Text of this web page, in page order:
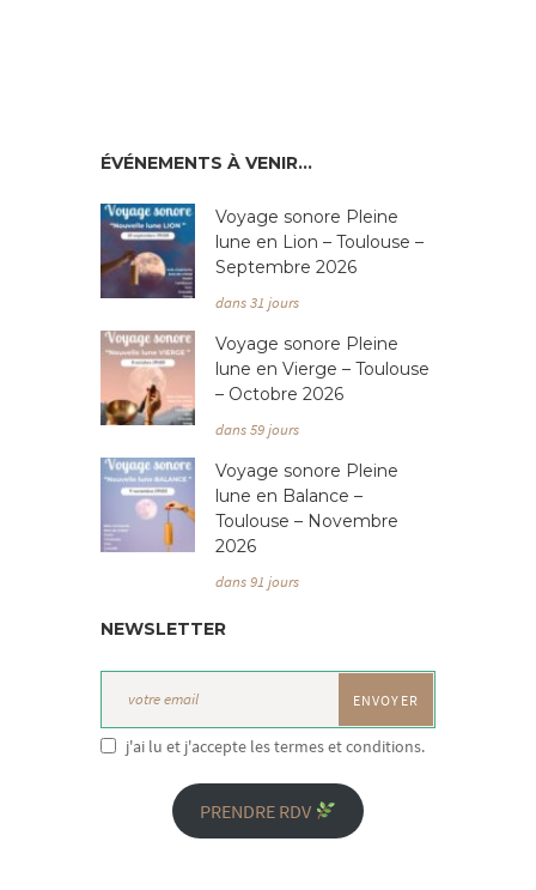
ÉVÉNEMENTS À VENIR…
Voyage sonore Pleine
lune en Lion – Toulouse –
Septembre 2026
dans 31 jours
Voyage sonore Pleine
lune en Vierge – Toulouse
– Octobre 2026
dans 59 jours
Voyage sonore Pleine
lune en Balance –
Toulouse – Novembre
2026
dans 91 jours
NEWSLETTER
j'ai lu et j'accepte les termes et conditions.
PRENDRE RDV